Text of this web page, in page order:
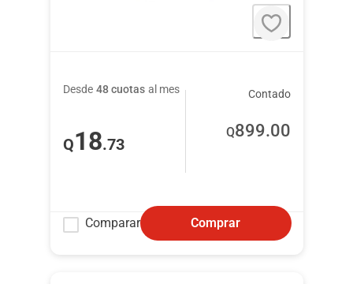
Desde 48 cuotas al mes
Q18.73
Contado
Q899.00
Comparar Comprar